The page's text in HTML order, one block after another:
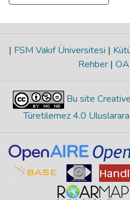
| FSM Vakıf Üniversitesi |
Rehber |
Bu site
Türetilemez 4.0